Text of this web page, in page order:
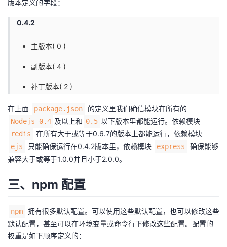
版本定义的字段：
0.4.2
主版本( 0 )
副版本( 4 )
补丁版本( 2 )
在上面 package.json 的定义里我们确信模块在所有的
Nodejs 0.4 及以上和 0.5 以下版本里都能运行。依赖模块
redis 在所有大于或等于0.6.7的版本上都能运行，依赖模块
ejs 只能确保运行在0.4.2版本里，依赖模块 express
确保能够
兼容大于或等于1.0.0并且小于2.0.0。
三、npm 配置
npm
拥有很多默认配置。可以使用这些默认配置，也可以修改这些
默认配置，甚至可以在环境变量或命令行下修改这些配置。配置的
权重是如下顺序定义的：